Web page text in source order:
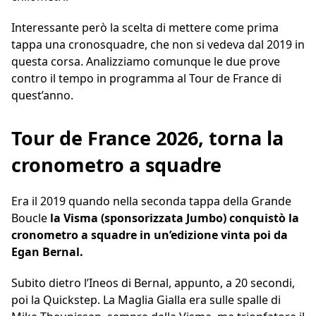
Interessante però la scelta di mettere come prima
tappa una cronosquadre, che non si vedeva dal 2019 in
questa corsa. Analizziamo comunque le due prove
contro il tempo in programma al Tour de France di
quest’anno.
Tour de France 2026, torna la
cronometro a squadre
Era il 2019 quando nella seconda tappa della Grande
Boucle la Visma (sponsorizzata Jumbo) conquistò la
cronometro a squadre in un’edizione vinta poi da
Egan Bernal.
Subito dietro l’Ineos di Bernal, appunto, a 20 secondi,
poi la Quickstep. La Maglia Gialla era sulle spalle di